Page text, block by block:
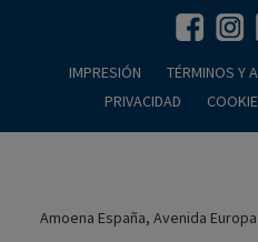
IMPRESIÓN
TÉRMINOS Y
PRIVACIDAD
Amoena España, Avenida